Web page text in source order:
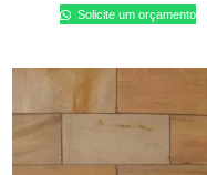
Solicite um orçamento